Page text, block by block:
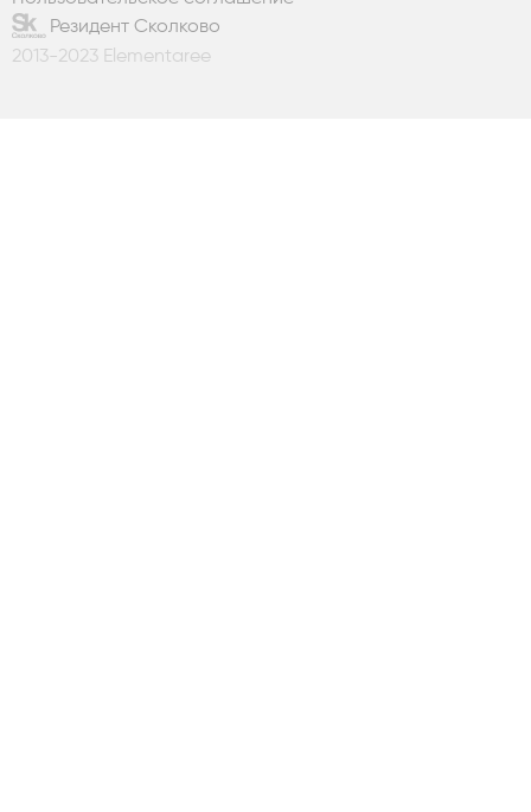
Резидент Сколково
2013-2023 Elementaree